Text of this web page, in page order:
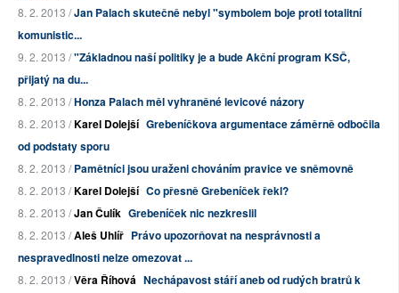
8. 2. 2013 /Jan Palach skutečně nebyl "symbolem boje proti totalitní
komunistic...
9. 2. 2013 /"Základnou naší politiky je a bude Akční program KSČ,
přijatý na du...
8. 2. 2013 /Honza Palach měl vyhraněné levicové názory
8. 2. 2013 /Karel Dolejší Grebeníčkova argumentace záměrně odbočila
od podstaty sporu
8. 2. 2013 /Pamětníci jsou uraženi chováním pravice ve sněmovně
8. 2. 2013 /Karel Dolejší Co přesně Grebeníček řekl?
8. 2. 2013 /Jan Čulík Grebeníček nic nezkreslil
8. 2. 2013 /Aleš Uhlíř Právo upozorňovat na nesprávnosti a
nespravedlnosti nelze omezovat ...
8. 2. 2013 /Věra Říhová Nechápavost stáří aneb od rudých bratrů k